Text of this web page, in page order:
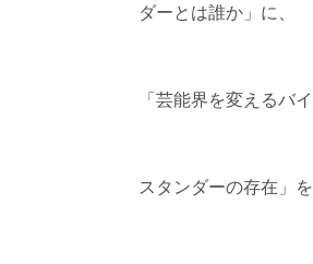
ダーとは誰か」に、
「芸能界を変えるバイ
スタンダーの存在」を